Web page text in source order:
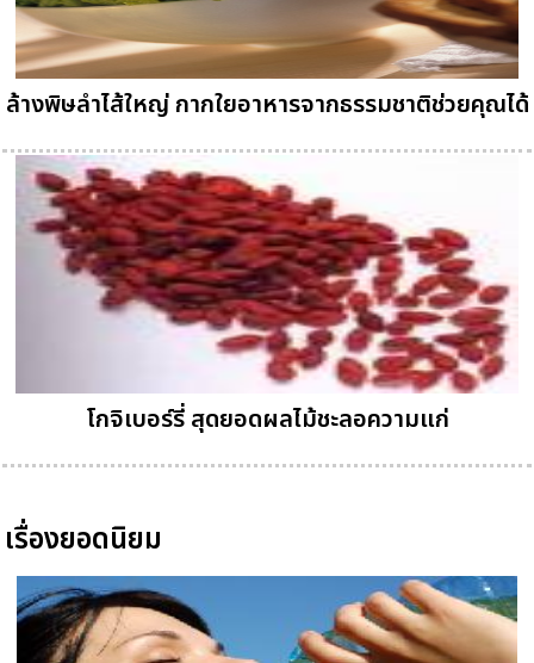
ล้างพิษลำไส้ใหญ่ กากใยอาหารจากธรรมชาติช่วยคุณได้
โกจิเบอร์รี่ สุดยอดผลไม้ชะลอความแก่
เรื่องยอดนิยม